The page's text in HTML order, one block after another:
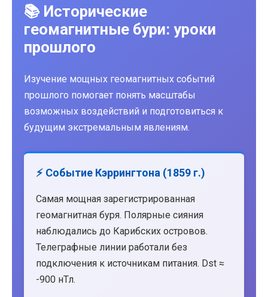
📚 Исторические
геомагнитные бури: уроки
прошлого
Изучение мощных геомагнитных событий
прошлого помогает понять масштабы
возможных воздействий и подготовиться к
будущим экстремальным явлениям.
⚡ Событие Кэррингтона (1859 г.)
Самая мощная зарегистрированная
геомагнитная буря. Полярные сияния
наблюдались до Карибских островов.
Телеграфные линии работали без
подключения к источникам питания. Dst ≈
-900 нТл.